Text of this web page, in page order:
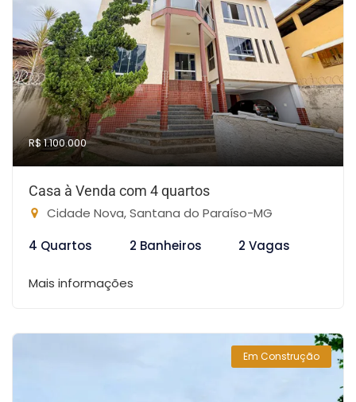
R$ 1.100.000
Casa à Venda com 4 quartos
Cidade Nova, Santana do Paraíso-MG
4 Quartos
2 Banheiros 2 Vagas
Mais informações
Em Construção